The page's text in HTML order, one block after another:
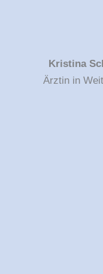
Kristina
Ärztin in